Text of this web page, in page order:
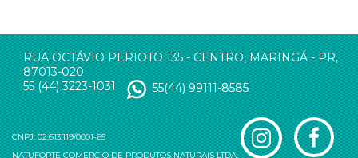
RUA OCTÁVIO PERIOTO 135 - CENTRO, MARINGÁ - PR,
87013-020
55 (44) 3223-1031
55(44) 99111-8585
CNPJ: 02.613.119/0001-65
NATUFORTE COMERCIO DE PRODUTOS NATURAIS LTDA.